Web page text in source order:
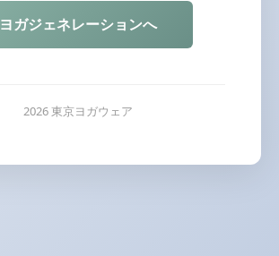
ヨガジェネレーションへ
2026 東京ヨガウェア